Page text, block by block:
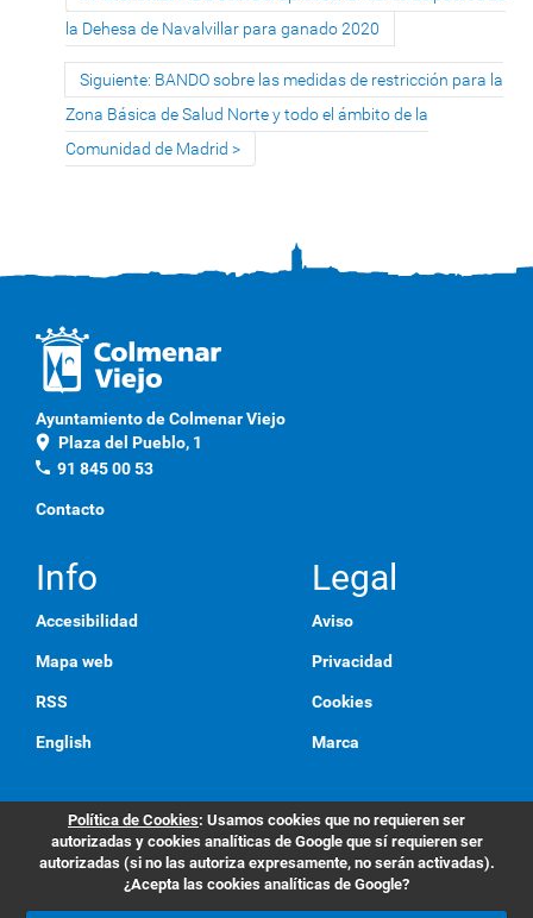
la Dehesa de Navalvillar para ganado 2020
Siguiente: BANDO sobre las medidas de restricción para la
Zona Básica de Salud Norte y todo el ámbito de la
Comunidad de Madrid
Ayuntamiento de Colmenar Viejo
location_on Plaza del Pueblo, 1
phone 91 845 00 53
Contacto
Info
Accesibilidad
Mapa web
RSS
English
Legal
Aviso
Privacidad
Cookies
Marca
Política de Cookies: Usamos cookies que no requieren ser
autorizadas y cookies analíticas de Google que sí requieren ser
autorizadas (si no las autoriza expresamente, no serán activadas).
¿Acepta las cookies analíticas de Google?